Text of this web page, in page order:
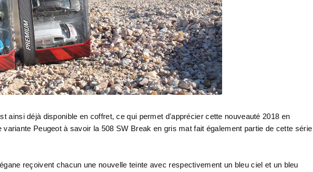
ainsi déjà disponible en coffret, ce qui permet d'apprécier cette nouveauté 2018 en
variante Peugeot à savoir la 508 SW Break en gris mat fait également partie de cette série
reçoivent chacun une nouvelle teinte avec respectivement un bleu ciel et un bleu